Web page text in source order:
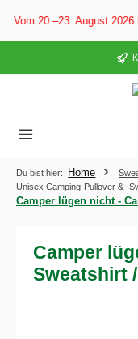
springen
20.–23. August 2026
Du bist hier: Home
Unisex Camping-Pullover & -
Camper lügen nicht -
Camper
Sweatshirt